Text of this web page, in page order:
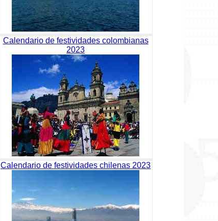
Calendario de festividades colombianas
2023
Calendario de festividades chilenas 2023